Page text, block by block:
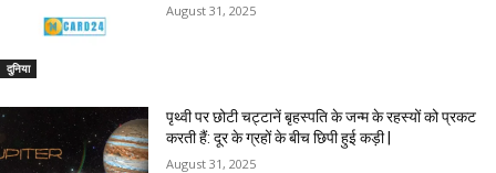
दुनिया
August 31, 2025
पृथ्वी पर छोटी चट्टानें बृहस्पति के जन्म के रहस्यों को प्रकट
करती हैं: दूर के ग्रहों के बीच छिपी हुई कड़ी |
August 31, 2025